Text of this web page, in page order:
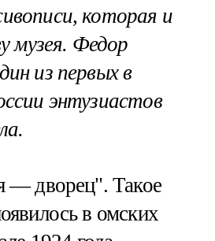
которая и
музея. Федор
из первых в
энтузиастов
— дворец". Такое
в омских